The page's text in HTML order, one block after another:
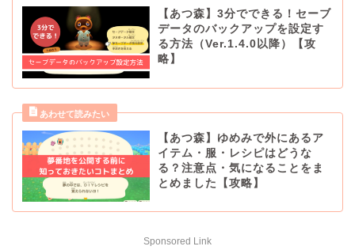
【あつ森】3分でできる！セーブ
データのバックアップを設定す
る方法（Ver.1.4.0以降）【攻
略】
【あつ森】ゆめみで外にあるア
イテム・服・レシピはどうな
る？注意点・気になることをま
とめました【攻略】
Sponsored Link